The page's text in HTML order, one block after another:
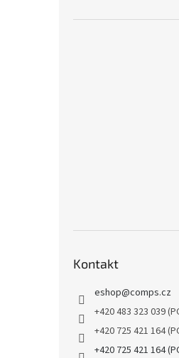
Kontakt
eshop@comps.cz
+420 483 323 039
+420 725 421 164
+420 725 421 164